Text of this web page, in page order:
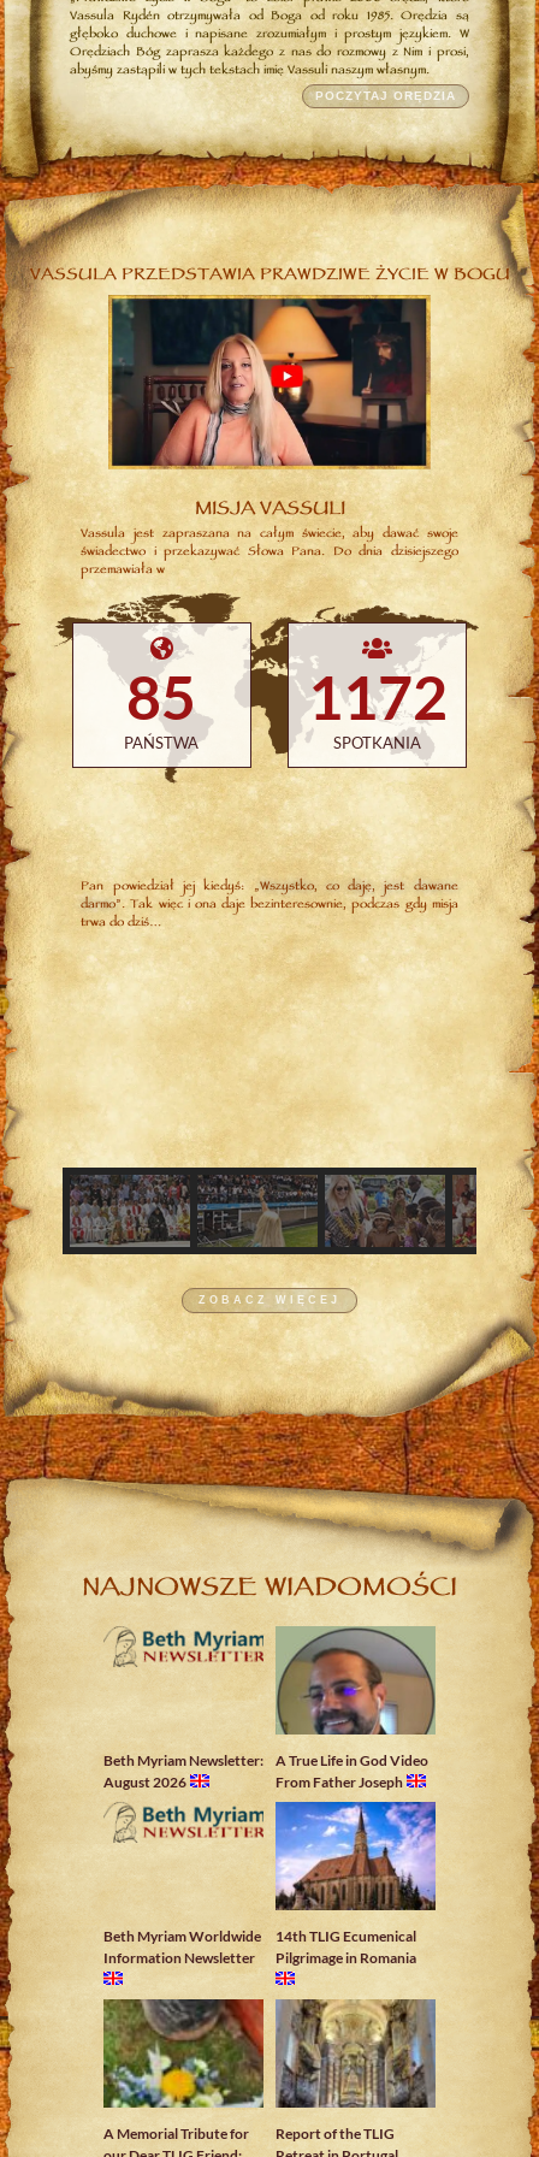
Vassula Rydén otrzymywała od Boga od roku 1985. Orędzia są
głęboko duchowe i napisane zrozumiałym i prostym językiem. W
Orędziach Bóg zaprasza każdego z nas do rozmowy z Nim i prosi,
abyśmy zastąpili w tych tekstach imię Vassuli naszym własnym.
POCZYTAJ ORĘDZIA
VASSULA PRZEDSTAWIA PRAWDZIWE ŻYCIE W BOGU
MISJA VASSULI
Vassula jest zapraszana na całym świecie, aby dawać swoje
świadectwo i przekazywać Słowa Pana. Do dnia dzisiejszego
przemawiała w
85
PAŃSTWA
1172
SPOTKANIA
Pan powiedział jej kiedyś: „Wszystko, co daję, jest dawane
darmo”. Tak więc i ona daje bezinteresownie, podczas gdy misja
trwa do dziś…
ZOBACZ WIĘCEJ
NAJNOWSZE WIADOMOŚCI
Beth Myriam Newsletter:
August 2026
A True Life in God Video
From Father Joseph
Beth Myriam Worldwide
Information Newsletter
14th TLIG Ecumenical
Pilgrimage in Romania
A Memorial Tribute for
Report of the TLIG